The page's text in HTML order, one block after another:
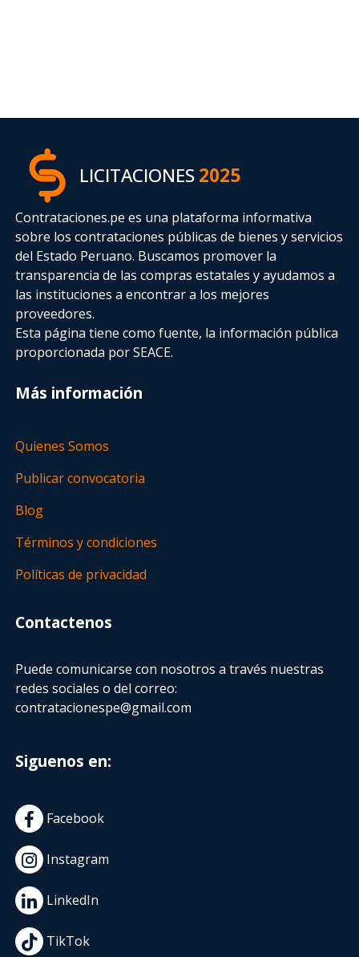
LICITACIONES2025
Contrataciones.pe es una plataforma informativa
sobre los contrataciones públicas de bienes y servicios
del Estado Peruano. Buscamos promover la
transparencia de las compras estatalesy ayudamos a
las instituciones a encontrar a los mejores
proveedores.
Esta página tiene como fuente, la información pública
proporcionada por SEACE.
Más información
Quienes Somos
Publicar convocatoria
Blog
Términos y condiciones
Políticas de privacidad
Contactenos
Puede comunicarse con nosotros a través nuestras
redes sociales o del correo:
contratacionespe@gmail.com
Siguenos en:
Facebook
Instagram
LinkedIn
TikTok